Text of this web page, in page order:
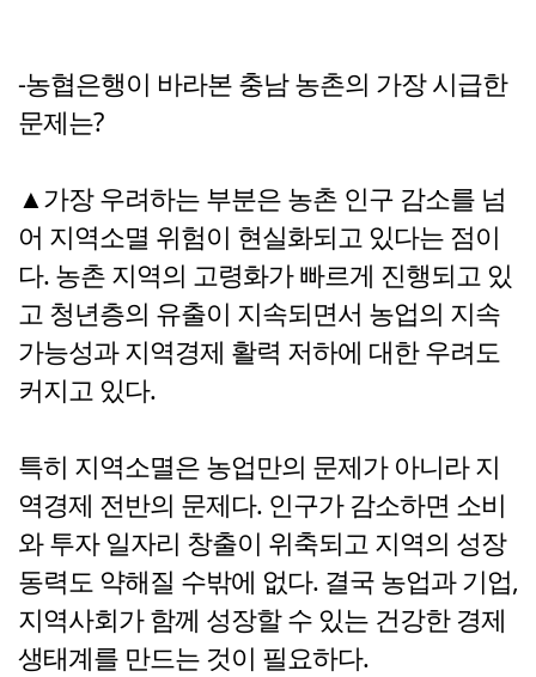
-농협은행이 바라본 충남 농촌의 가장 시급한
문제는?
▲가장 우려하는 부분은 농촌 인구 감소를 넘
어 지역소멸 위험이 현실화되고 있다는 점이
다. 농촌 지역의 고령화가 빠르게 진행되고 있
고 청년층의 유출이 지속되면서 농업의 지속
가능성과 지역경제 활력 저하에 대한 우려도
커지고 있다.
특히 지역소멸은 농업만의 문제가 아니라 지
역경제 전반의 문제다. 인구가 감소하면 소비
와 투자 일자리 창출이 위축되고 지역의 성장
동력도 약해질 수밖에 없다. 결국 농업과 기업,
지역사회가 함께 성장할 수 있는 건강한 경제
생태계를 만드는 것이 필요하다.